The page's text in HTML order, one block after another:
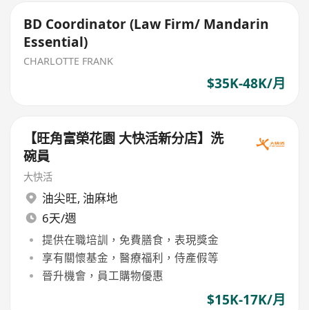
BD Coordinator (Law Firm/ Mandarin
Essential)
CHARLOTTE FRANK
$35K-48K/月
【旺角富榮花園 大快活新分店】洗
碗員
大快活
油尖旺, 油麻地
6天/週
提供在職培訓，免費膳食，表現獎金
享有關懷基金，醫療福利，侍產假等
晉升機會，員工購物優惠
$15K-17K/月